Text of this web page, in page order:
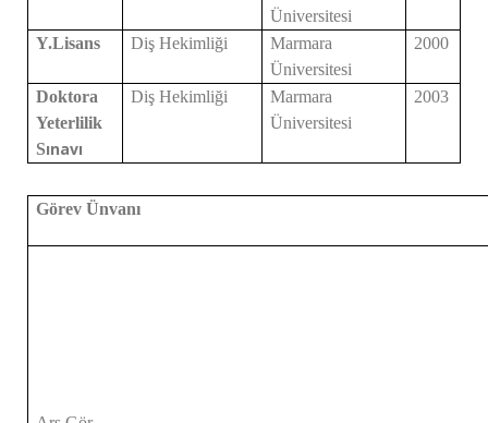
Üniversitesi
Y.Lisans Diş Hekimliği
Marmara
Üniversitesi
2000
Doktora
Yeterlilik
Sınavı
Diş Hekimliği
Marmara
Üniversitesi
2003
Görev Ünvanı